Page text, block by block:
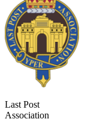
Last Post
Association